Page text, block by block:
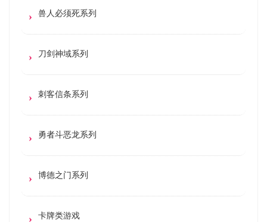
兽人必须死系列
刀剑神域系列
刺客信条系列
勇者斗恶龙系列
博德之门系列
卡牌类游戏